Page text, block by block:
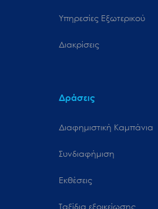
Υπηρεσίες Εξωτερικού
Διακρίσεις
Δράσεις
Διαφημιστική Καμπάνια
Συνδιαφήμιση
Εκθέσεις
Ταξίδια εξοικείωσης